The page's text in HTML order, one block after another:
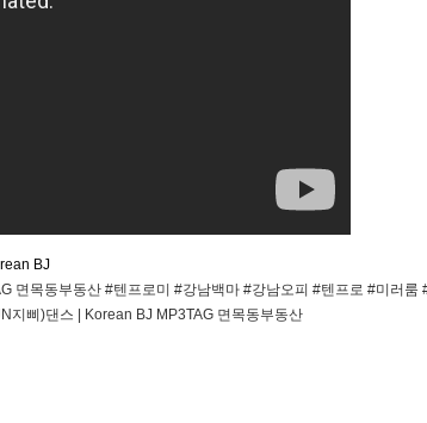
목동부동산 #텐프로미 #강남백마 #강남오피 #텐프로 #미러룸
지삐)댄스 | Korean BJ MP3TAG 면목동부동산